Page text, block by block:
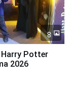
8
Harry Potter
2026